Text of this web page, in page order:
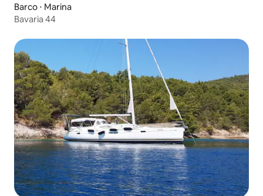
Barco ⋅ Marina
Bavaria 44